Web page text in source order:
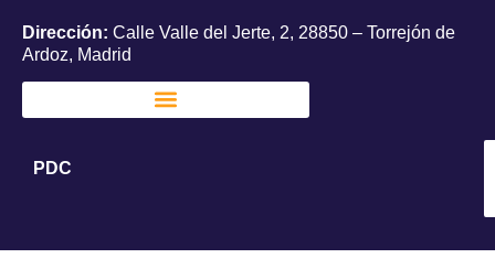
Dirección: Calle Valle del Jerte, 2, 28850 – Torrejón de
Ardoz, Madrid
PDC